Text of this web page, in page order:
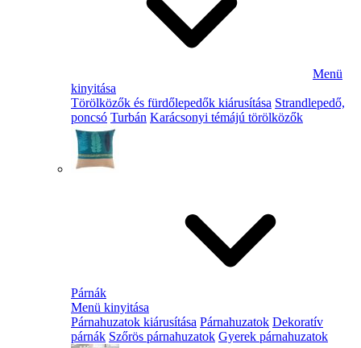
Menü
kinyitása
Törölközők és fürdőlepedők kiárusítása Strandlepedő,
poncsó Turbán Karácsonyi témájú törölközők
Párnák
Menü kinyitása
Párnahuzatok kiárusítása Párnahuzatok Dekoratív
párnák Szőrös párnahuzatok Gyerek párnahuzatok